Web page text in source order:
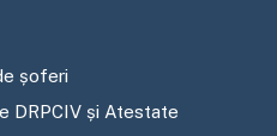
șoferi
DRPCIV și Atestate